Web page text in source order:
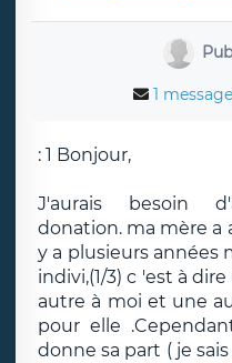
1 message
: 1 Bonjour,
J'aurais besoin
donation. ma mère a
y a plusieurs années
indivi,(1/3) c 'est à
autre à moi et une
pour elle
donne sa part ( je